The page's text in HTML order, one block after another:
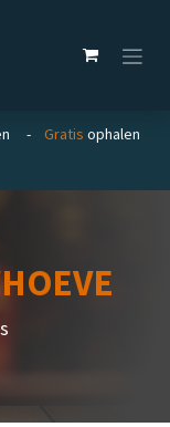
- Gratis ophalen